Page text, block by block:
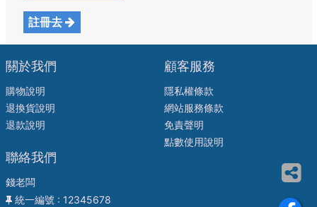
註冊去
關於我們
購物說明
退換貨說明
退款說明
顧客服務
隱私權條款
網站服務條款
免責聲明
點數使用說明
聯絡我們
錢老闆
統一編號 : 12345678